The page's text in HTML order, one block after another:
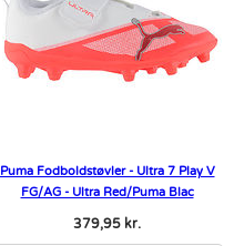
Puma Fodboldstøvler - Ultra 7 Play V
FG/AG - Ultra Red/Puma Blac
379,95 kr.